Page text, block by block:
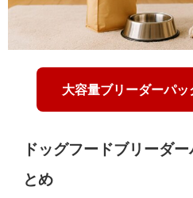
大容量ブリーダーパ
ドッグフードブリーダ
とめ